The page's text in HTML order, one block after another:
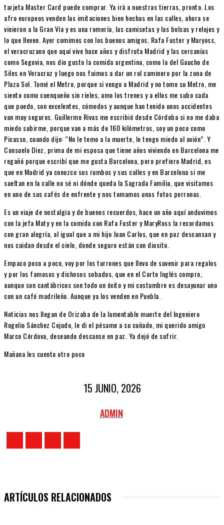
tarjeta Master Card puede comprar. Ya irá a nuestras tierras, pronto. Los
afro europeos venden las imitaciones bien hechas en las calles, ahora se
vinieron a la Gran Vía y es una romería, las camisetas y las bolsas y relojes y
lo que lleven. Ayer comimos con los buenos amigos, Rafa Fuster y Maryoss,
el veracruzano que aquí vive hace años y disfruta Madrid y las cercanías
como Segovia, nos dio gusto la comida argentina, como la del Gaucho de
Siles en Veracruz y luego nos fuimos a dar un rol caminero por la zona de
Plaza Sol. Tomé el Metro, porque si vengo a Madrid y no tomo su Metro, me
siento como cuenqueño sin rieles, amo los trenes y a ellos me subo cada
que puedo, son excelentes, cómodos y aunque han tenido unos accidentes
van muy seguros. Guillermo Rivas me escribió desde Córdoba si no me daba
miedo subirme, porque van a más de 160 kilómetros, soy un poco como
Picasso, cuando dijo: “No le temo a la muerte, le tengo miedo al avión”. Y
Consuelo Diez, prima de mi esposa que tiene años viviendo en Barcelona me
regañó porque escribí que me gusta Barcelona, pero prefiero Madrid, es
que en Madrid ya conozco sus rumbos y sus calles y en Barcelona si me
sueltan en la calle no sé ni dónde queda la Sagrada Familia, que visitamos
en uno de sus cafés de enfrente y nos tomamos unas fotos perronas.
Es un viaje de nostalgia y de buenos recuerdos, hace un año aquí anduvimos
con la jefa Maty y en la comida con Rafa Fuster y MaryRoss la recordamos
con gran alegría, al igual que a mi hijo Juan Carlos, que en paz descansan y
nos cuidan desde el cielo, donde seguro están con diosito.
Empaco poco a poco, voy por los turrones que llevo de suvenir para regalos
y por los famosos y dichosos sobados, que en el Corte Inglés compro,
aunque son cantábricos son todo un éxito y mi costumbre es desayunar uno
con un café madrileño. Aunque ya los venden en Puebla.
Noticias nos llegan de Orizaba de la lamentable muerte del Ingeniero
Rogelio Sánchez Cejudo, le di el pésame a su cuñado, mi querido amigo
Marco Córdova, deseando descanse en paz. Ya dejó de sufrir.
Mañana les cuento otro poco
15 JUNIO, 2026
ADMIN
ARTÍCULOS RELACIONADOS